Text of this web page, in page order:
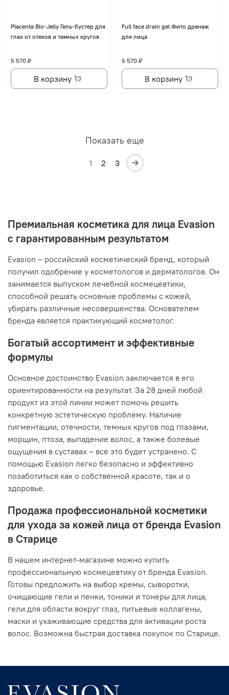
Placenta Bio-Jelly Гель-бустер для
глаз от отеков и темных кругов
5 570 ₽
В корзину
Full face drain gel Фито дренаж
для лица
5 570 ₽
В корзину
Показать еще
1 2 3
Премиальная косметика для лица Evasion
с гарантированным результатом
Evasion – российский косметический бренд, который
получил одобрение у косметологов и дерматологов. Он
занимается выпуском лечебной космецевтики,
способной решать основные проблемы с кожей,
убирать различные несовершенства. Основателем
бренда является практикующий косметолог.
Богатый ассортимент и эффективные
формулы
Основное достоинство Evasion заключается в его
ориентированности на результат. За 28 дней любой
продукт из этой линии может помочь решить
конкретную эстетическую проблему. Наличие
пигментации, отечности, темных кругов под глазами,
морщин, птоза, выпадение волос, а также болевые
ощущения в суставах – все это будет устранено. С
помощью Evasion легко безопасно и эффективно
позаботиться как о собственной красоте, так и о
здоровье.
Продажа профессиональной косметики
для ухода за кожей лица от бренда Evasion
в Старице
В нашем интернет-магазине можно купить
профессиональную космецевтику от бренда Evasion.
Готовы предложить на выбор кремы, сыворотки,
очищающие гели и пенки, тоники и тонеры для лица,
гели для области вокруг глаз, питьевые коллагены,
маски и ухаживающие средства для активации роста
волос. Возможна быстрая доставка покупок по Старице.